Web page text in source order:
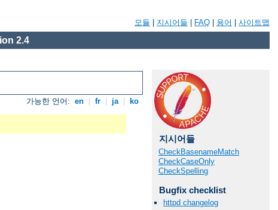
모듈 지시어들 FAQ 용어 사이트맵
2.4
가능한 언어: en fr ja ko
지시어들
CheckBasenameMatch
CheckCaseOnly
CheckSpelling
Bugfix checklist
httpd changelog